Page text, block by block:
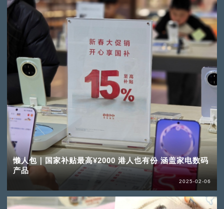
懒人包｜国家补贴最高¥2000 港人也有份 涵盖家电数码
产品
2025-02-06